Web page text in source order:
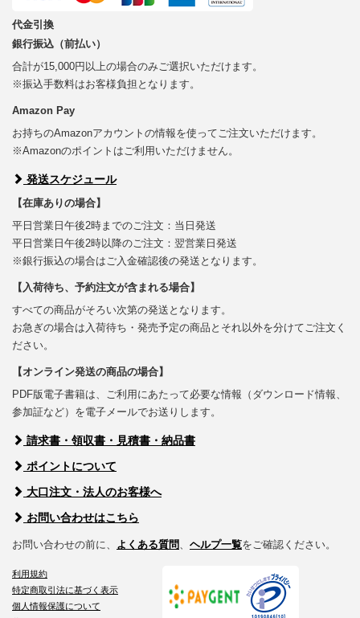
代金引換
銀行振込（前払い）
合計が15,000円以上の場合のみご選択いただけます。
※振込手数料はお客様負担となります。
Amazon Pay
お持ちのAmazonアカウントの情報を使ってご注文いただけます。
※Amazonのポイントはご利用いただけません。
発送スケジュール
【在庫ありの場合】
平日営業日午後2時までのご注文：当日発送
平日営業日午後2時以降のご注文：翌営業日発送
※銀行振込の場合はご入金確認後の発送となります。
【入荷待ち、予約注文が含まれる場合】
すべての商品がそろい次第の発送となります。
お急ぎの場合は入荷待ち・発売予定の商品とそれ以外を分けてご注文く
ださい。
【オンライン発送の商品の場合】
PDF版電子書籍は、ご利用にあたって必要な情報（ダウンロード情報、
参加証など）を電子メールでお送りします。
請求書・領収書・見積書・納品書
ポイントについて
大口注文・法人のお客様へ
お問い合わせはこちら
お問い合わせの前に、 よくある質問、 ヘルプ一覧をご確認ください。
利用規約
特定商取引法に基づく表示
個人情報保護について